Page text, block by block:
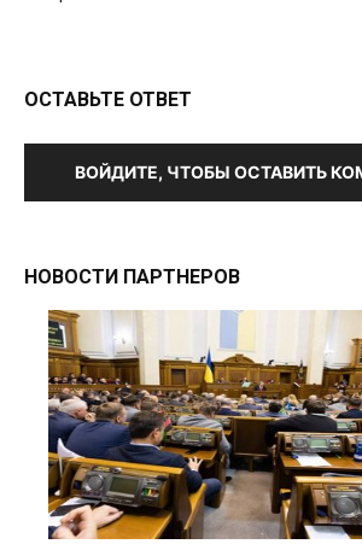
ОСТАВЬТЕ ОТВЕТ
ВОЙДИТЕ, ЧТОБЫ ОСТАВИТЬ
НОВОСТИ ПАРТНЕРОВ